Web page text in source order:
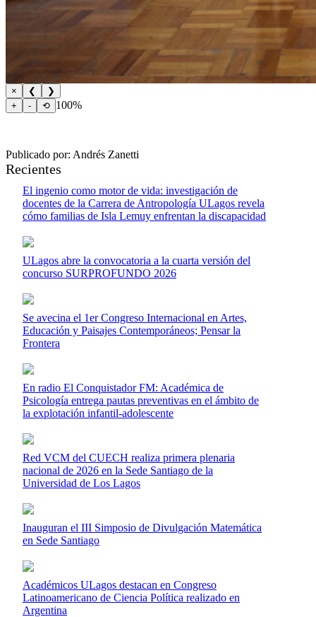
× ❮
❯
+
- ⟲ 100%
Publicado por: Andrés Zanetti
Recientes
El ingenio como motor de vida: investigación de
docentes de la Carrera de Antropología ULagos revela
cómo familias de Isla Lemuy enfrentan la discapacidad
ULagos abre la convocatoria a la cuarta versión del
concurso SURPROFUNDO 2026
Se avecina el 1er Congreso Internacional en Artes,
Educación y Paisajes Contemporáneos; Pensar la
Frontera
En radio El Conquistador FM: Académica de
Psicología entrega pautas preventivas en el ámbito de
la explotación infantil-adolescente
Red VCM del CUECH realiza primera plenaria
nacional de 2026 en la Sede Santiago de la
Universidad de Los Lagos
Inauguran el III Simposio de Divulgación Matemática
en Sede Santiago
Académicos ULagos destacan en Congreso
Latinoamericano de Ciencia Política realizado en
Argentina